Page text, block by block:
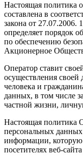
Настоящая политика
составлена в
закона от
определяет порядок
по обеспечению
Акционерное
Оператор ставит
осуществления своей
человека и
данных, в том числе
частной жизни,
Настоящая политика
персональных
информации,
посетителях веб-